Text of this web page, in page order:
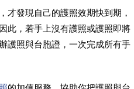
才發現自己的護照效期快到期，
此，若手上沒有護照或護照即將
護照與台胞證，一次完成所有手